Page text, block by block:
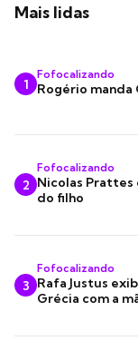
Mais lidas
1
Fofocalizando
Rogério
2
Fofocalizando
Nicolas Prattes
do filho
3
Fofocalizando
Rafa Justus
Grécia com a